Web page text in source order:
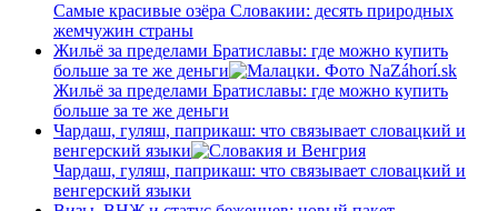
Самые красивые озёра Словакии: десять природных
жемчужин страны
Жильё за пределами Братиславы: где можно купить
больше за те же деньги
Жильё за пределами Братиславы: где можно купить
больше за те же деньги
Чардаш, гуляш, паприкаш: что связывает словацкий и
венгерский языки
Чардаш, гуляш, паприкаш: что связывает словацкий и
венгерский языки